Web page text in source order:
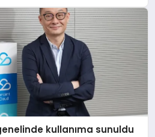
kullanıma sunuldu